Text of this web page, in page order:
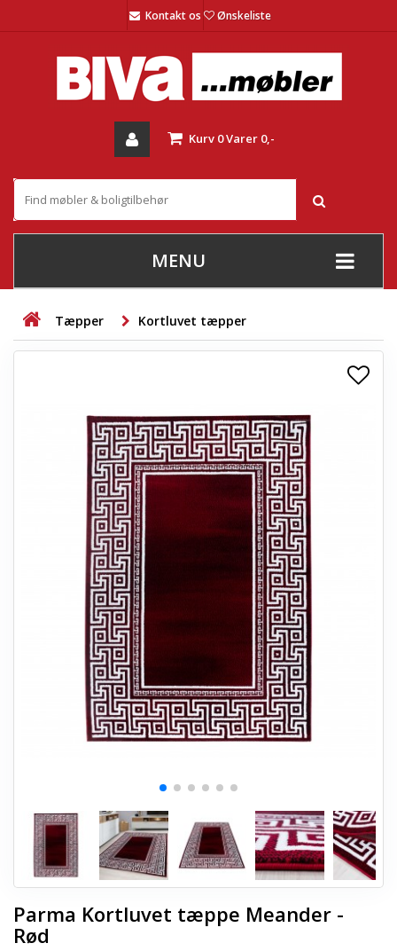
Kontakt os Ønskeliste
Kurv 0Varer 0,-
MENU
+
STUE
+
BØRNEMØBLER
KONTORMØBLER
HAVEMØBLER
ENTREMØBLER
SPAR PENGE PÅ UDVALGTE VARER
Tæpper Kortluvet tæpper
Parma Kortluvet tæppe Meander -
Rød